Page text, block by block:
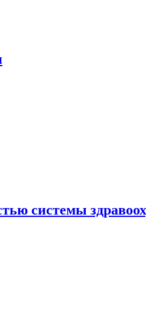
системы